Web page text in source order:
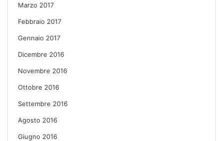
Marzo 2017
Febbraio 2017
Gennaio 2017
Dicembre 2016
Novembre 2016
Ottobre 2016
Settembre 2016
Agosto 2016
Giugno 2016